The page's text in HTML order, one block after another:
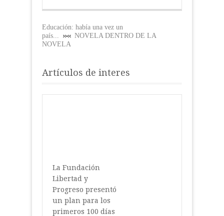
Educación: había una vez un
país...
NOVELA DENTRO DE LA
NOVELA
Artículos de interes
La Fundación
Libertad y
Progreso presentó
un plan para los
primeros 100 días